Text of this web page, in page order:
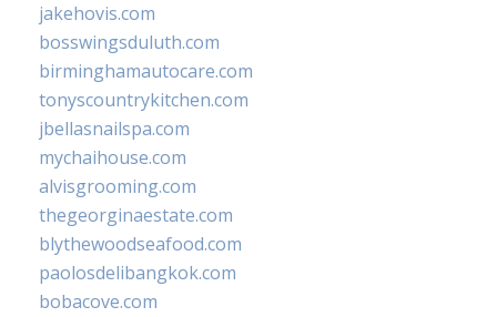
jakehovis.com
bosswingsduluth.com
birminghamautocare.com
tonyscountrykitchen.com
jbellasnailspa.com
mychaihouse.com
alvisgrooming.com
thegeorginaestate.com
blythewoodseafood.com
paolosdelibangkok.com
bobacove.com